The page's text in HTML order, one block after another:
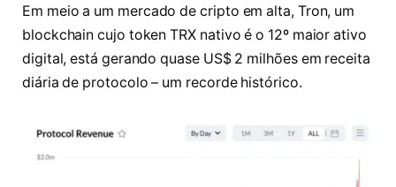
Em meio a um mercado de cripto em alta, Tron, um
blockchain cujo token TRX nativo é o 12º maior ativo
digital, está gerando quase US$ 2 milhões em receita
diária de protocolo – um recorde histórico.